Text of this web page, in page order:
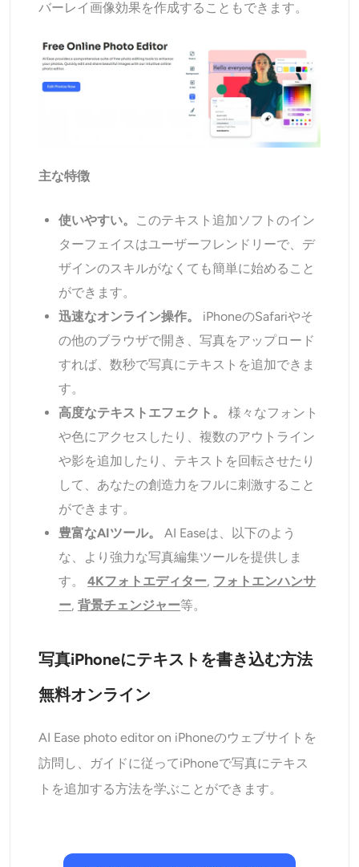
バーレイ画像効果を作成することもできます。
主な特徴
使いやすい。 このテキスト追加ソフトのイン
ターフェイスはユーザーフレンドリーで、デ
ザインのスキルがなくても簡単に始めること
ができます。
迅速なオンライン操作。 iPhoneのSafariやそ
の他のブラウザで開き、写真をアップロード
すれば、数秒で写真にテキストを追加できま
す。
高度なテキストエフェクト。様々なフォント
や色にアクセスしたり、複数のアウトライン
や影を追加したり、テキストを回転させたり
して、あなたの創造力をフルに刺激すること
ができます。
豊富なAIツール。AI Easeは、以下のよう
な、より強力な写真編集ツールを提供しま
す。4Kフォトエディター, フォトエンハンサ
ー,背景チェンジャー等。
写真iPhoneにテキストを書き込む方法
無料オンライン
AI Ease photo editor on iPhoneのウェブサイトを
訪問し、ガイドに従ってiPhoneで写真にテキス
トを追加する方法を学ぶことができます。